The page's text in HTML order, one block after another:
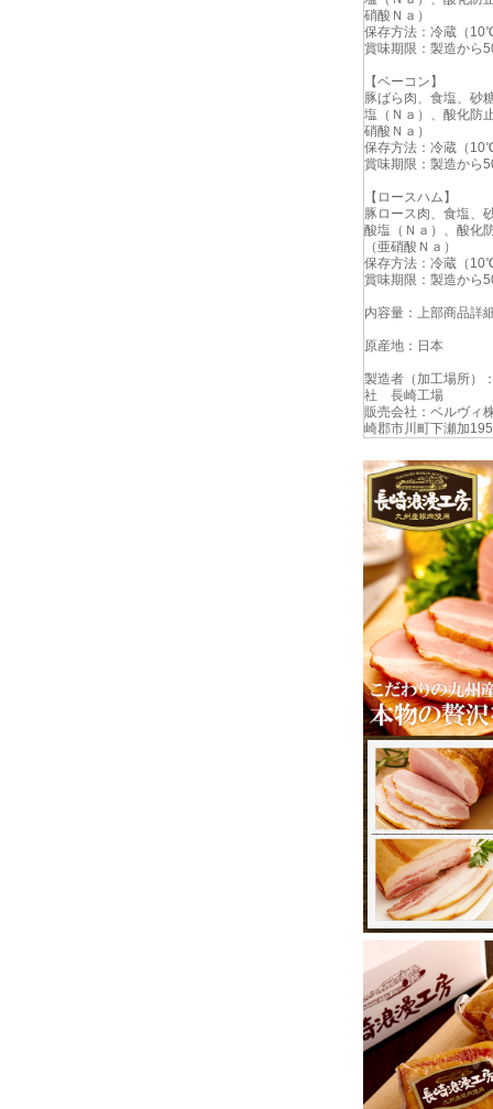
硝酸Ｎａ）
保存方法：冷蔵（
賞味期限：製造から
【ベーコン】
豚ばら肉、食塩、砂
塩（Ｎａ）、酸化防
硝酸Ｎａ）
保存方法：冷蔵（
賞味期限：製造から
【ロースハム】
豚ロース肉、食塩、
酸塩（Ｎａ）、酸化
（亜硝酸Ｎａ）
保存方法：冷蔵（
賞味期限：製造から
内容量：上部商品詳
原産地：日本
製造者（加工場所）
社 長崎工場
販売会社：ベルヴ
崎郡市川町下瀬加